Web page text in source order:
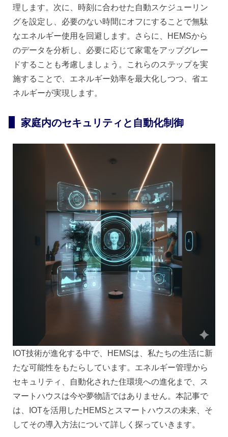
理します。次に、時刻に合わせた自動スケジューリン
グを設定し、必要のない時間にオフにすることで無駄
なエネルギー使用を回避します。さらに、HEMSから
のデータを分析し、必要に応じて家電をアップグレー
ドすることも考慮しましょう。これらのステップを実
施することで、エネルギー効率を最大化しつつ、省エ
ネルギーが実現します。
家庭内のセキュリティと自動化制御
IOT技術が進化する中で、HEMSは、私たちの生活に新
たな可能性をもたらしています。エネルギー管理から
セキュリティ、自動化された住環境への進化まで、ス
マートハウスは今や夢物語ではありません。本記事で
は、IOTを活用したHEMSとスマートハウスの未来、そ
してその導入方法について詳しく探っていきます。